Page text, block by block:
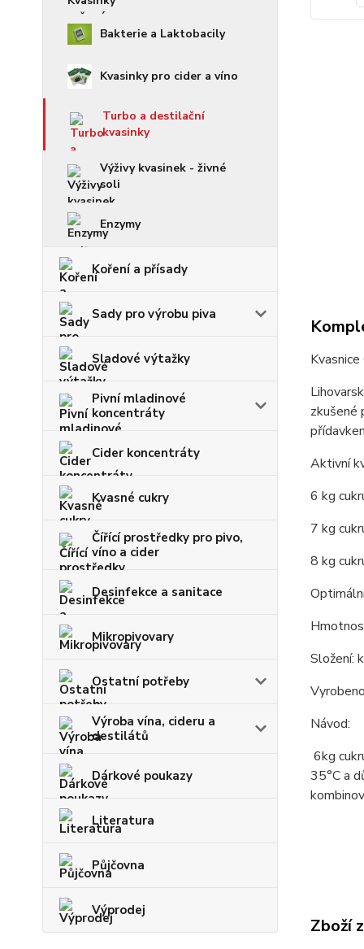
Bakterie a Laktobacily
Kvasinky pro cider a víno
Turbo a destilační
kvasinky
Výživy kvasinek - živné
soli
Enzymy
Koření a přísady
Sady pro výrobu piva
Sladové výtažky
Pivní mladinové
koncentráty
Cider koncentráty
Kvasné cukry
Čířící prostředky pro pivo,
víno a cider
Desinfekce a sanitace
Mikropivovary
Ostatní potřeby
Výroba vína, cideru a
destilátů
Dárkové poukazy
Literatura
Půjčovna
Výprodej
zkušené
Aktivní
6 kg
7 kg
8 kg
Složení:
Návod:
6kg
35°C a
Zboží